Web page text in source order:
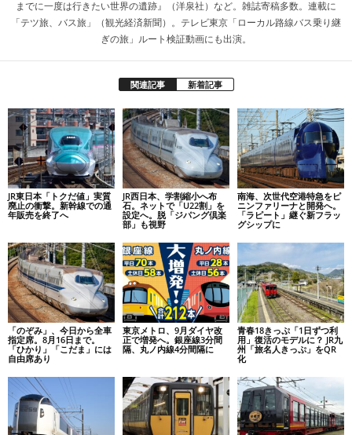
までに一度は行きたい世界の遺跡』（洋泉社）など。雑誌寄稿多数。連載に
「テツ旅、バス旅」（観光経済新聞）。テレビ東京「ローカル路線バス乗り継
ぎの旅」ルート検証動画にも出演。
関連記事 新着記事
JR東日本「トクだ値」実質
廃止の衝撃。新幹線での通
年販売を終了へ
JR西日本、学割縮小へ布
石。ネットで「U22割」を
設定へ。脱「ジパング倶楽
部」も視野
南海、次世代空港特急をピ
ニンファリーナと開発へ。
「ラピート」継ぐ新フラッ
グシップに
「のぞみ」、今日から全車
指定席。8月16日まで。
「ひかり」「こだま」には
自由席あり
東京メトロ、9月ダイヤ改
正で増発へ。銀座線3分間
隔、丸ノ内線4分間隔に
青春18きっぷ「1日ずつ利
用」復活のモデルに？ JR九
州「旅名人きっぷ」をQR
化